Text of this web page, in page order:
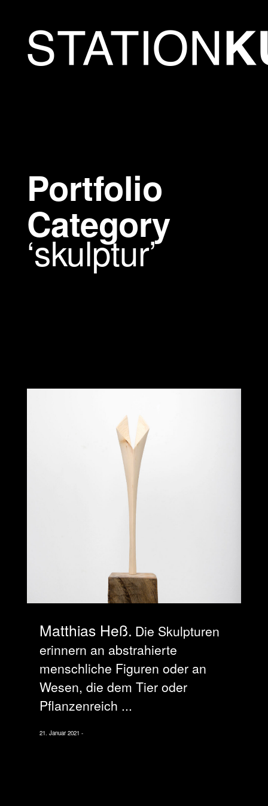
Portfolio
Category
skulptur
Matthias Heß Die Skulpturen
erinnern an abstrahierte
menschliche Figuren oder an
Wesen, die dem Tier oder
Pflanzenreich ...
21. Januar 2021